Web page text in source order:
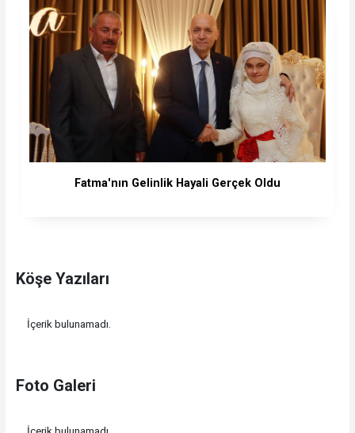
Fatma'nın Gelinlik Hayali Gerçek Oldu
Köşe Yazıları
İçerik bulunamadı.
Foto Galeri